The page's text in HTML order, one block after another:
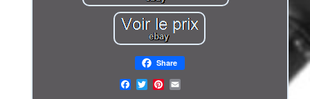
Share